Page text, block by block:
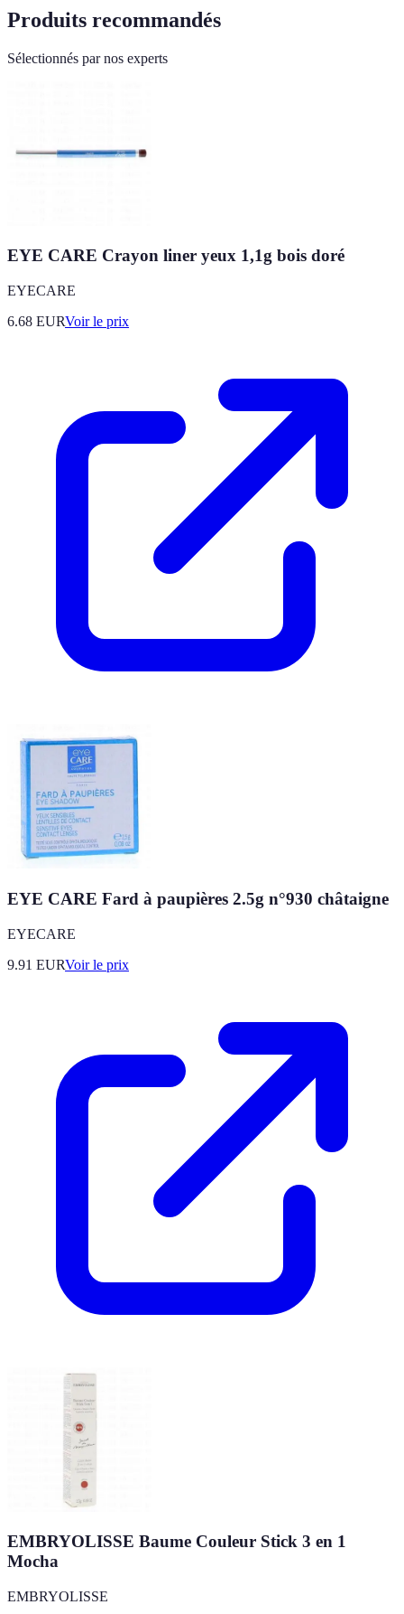
Produits recommandés
Sélectionnés par nos experts
EYE CARE Crayon liner yeux 1,1g bois doré
EYECARE
6.68 EURVoir le prix
EYE CARE Fard à paupières 2.5g n°930 châtaigne
EYECARE
9.91 EURVoir le prix
EMBRYOLISSE Baume Couleur Stick 3 en 1
Mocha
EMBRYOLISSE